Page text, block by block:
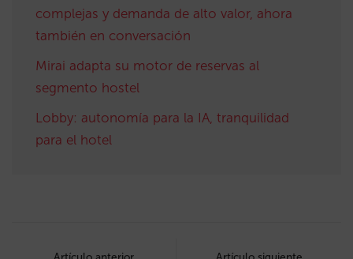
complejas y demanda de alto valor, ahora
también en conversación
Mirai adapta su motor de reservas al
segmento hostel
Lobby: autonomía para la IA, tranquilidad
para el hotel